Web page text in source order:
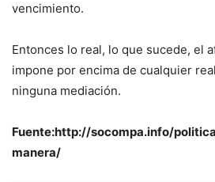
vencimiento.
Entonces lo real, lo que sucede, el
impone por encima de cualquier
ninguna mediación.
Fuente:http://socompa.info/
manera/